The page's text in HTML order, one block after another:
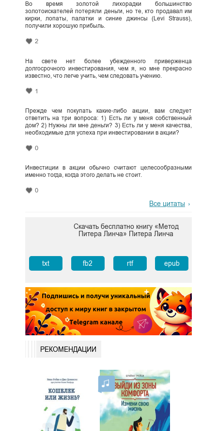
Во время золотой лихорадки большинство
золотоискателей потеряли деньги, но те, кто продавал им
кирки, лопаты, палатки и синие джинсы (Levi Strauss),
получили хорошую прибыль.
2
На свете нет более убежденного приверженца
долгосрочного инвестирования, чем я, но мне прекрасно
известно, что легче учить, чем следовать учению.
1
Прежде чем покупать какие-либо акции, вам следует
ответить на три вопроса: 1) Есть ли у меня собственный
дом? 2) Нужны ли мне деньги? 3) Есть ли у меня качества,
необходимые для успеха при инвестировании в акции?
0
Инвестиции в акции обычно считают целесообразными
именно тогда, когда этого делать не стоит.
0
Все цитаты
Скачать бесплатно книгу «Метод
Питера Линча» Питера Линча
txt fb2 rtf epub
РЕКОМЕНДАЦИИ